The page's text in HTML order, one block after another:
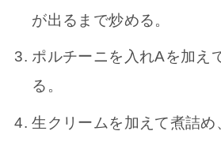
が出るまで炒める。
ポルチーニを入れAを加え
る。
生クリームを加えて煮詰め